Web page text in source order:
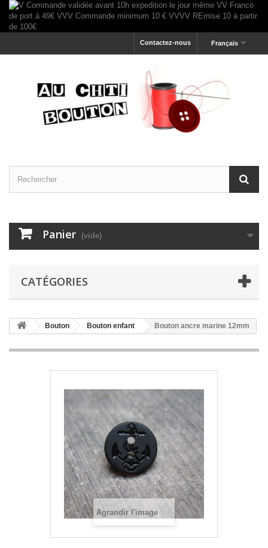
Français
Contactez-nous
Panier (vide)
CATÉGORIES
Bouton Bouton enfant Bouton ancre marine 12mm
Agrandir l'image